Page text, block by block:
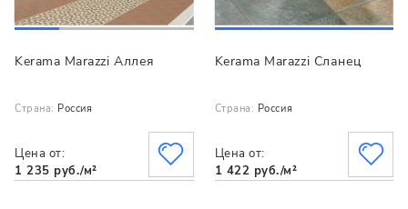
Kerama Marazzi Аллея
Страна: Россия
Цена от:
1 235 руб./м²
Kerama Marazzi Сланец
Страна: Россия
Цена от:
1 422 руб./м²